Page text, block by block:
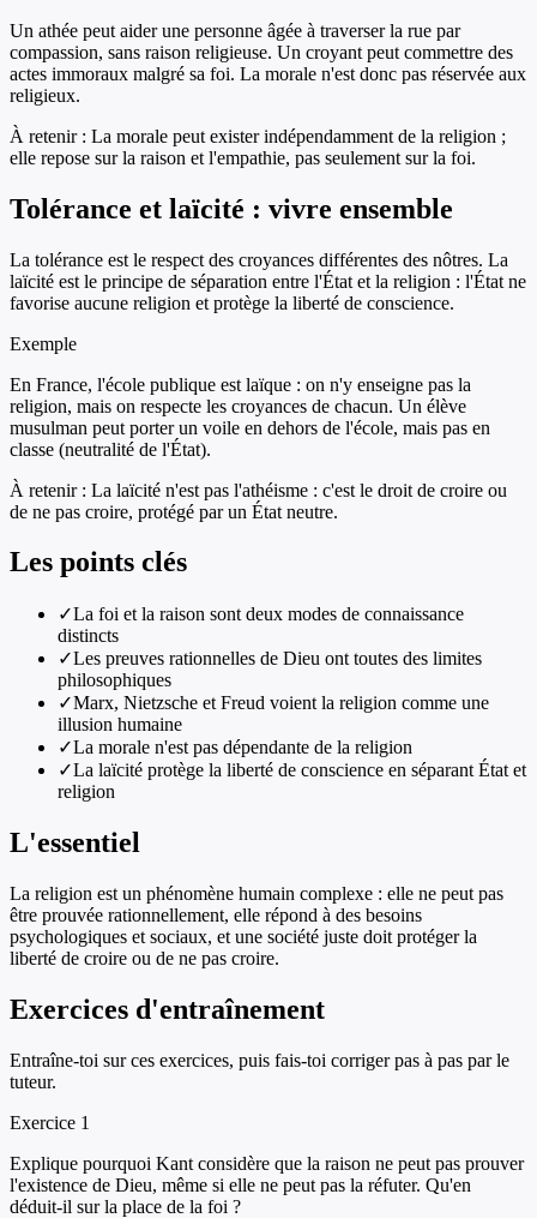
Un athée peut aider une personne âgée à traverser la rue par
compassion, sans raison religieuse. Un croyant peut commettre des
actes immoraux malgré sa foi. La morale n'est donc pas réservée aux
religieux.
À retenir : La morale peut exister indépendamment de la religion ;
elle repose sur la raison et l'empathie, pas seulement sur la foi.
Tolérance et laïcité : vivre ensemble
La tolérance est le respect des croyances différentes des nôtres. La
laïcité est le principe de séparation entre l'État et la religion : l'État ne
favorise aucune religion et protège la liberté de conscience.
Exemple
En France, l'école publique est laïque : on n'y enseigne pas la
religion, mais on respecte les croyances de chacun. Un élève
musulman peut porter un voile en dehors de l'école, mais pas en
classe (neutralité de l'État).
À retenir : La laïcité n'est pas l'athéisme : c'est le droit de croire ou
de ne pas croire, protégé par un État neutre.
Les points clés
✓La foi et la raison sont deux modes de connaissance
distincts
✓Les preuves rationnelles de Dieu ont toutes des limites
philosophiques
✓Marx, Nietzsche et Freud voient la religion comme une
illusion humaine
✓La morale n'est pas dépendante de la religion
✓La laïcité protège la liberté de conscience en séparant État et
religion
L'essentiel
La religion est un phénomène humain complexe : elle ne peut pas
être prouvée rationnellement, elle répond à des besoins
psychologiques et sociaux, et une société juste doit protéger la
liberté de croire ou de ne pas croire.
Exercices d'entraînement
Entraîne-toi sur ces exercices, puis fais-toi corriger pas à pas par le
tuteur.
Exercice 1
Explique pourquoi Kant considère que la raison ne peut pas prouver
l'existence de Dieu, même si elle ne peut pas la réfuter. Qu'en
déduit-il sur la place de la foi ?